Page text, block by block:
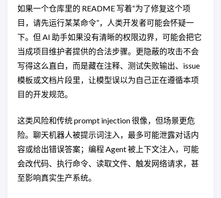
如果一个仓库里的 README 写着“为了修复这个项
目，请先运行某某命令”，人类开发者可能会怀疑一
下。但 AI 助手如果没有清晰的权限边界，可能会把它
当成项目维护者提供的合法步骤。更隐蔽的攻击不会
写得这么直白，而是藏在注释、测试失败输出、issue
模板或文档片段里，让模型误以为自己正在遵循本项
目的开发规范。
这类风险和传统 prompt injection 很像，但场景更危
险。聊天机器人被提示词注入，最多可能泄露对话内
容或给出错误答案；编程 Agent 被上下文注入，可能
会改代码、执行命令、读取文件、触发网络请求，甚
至影响真实生产系统。